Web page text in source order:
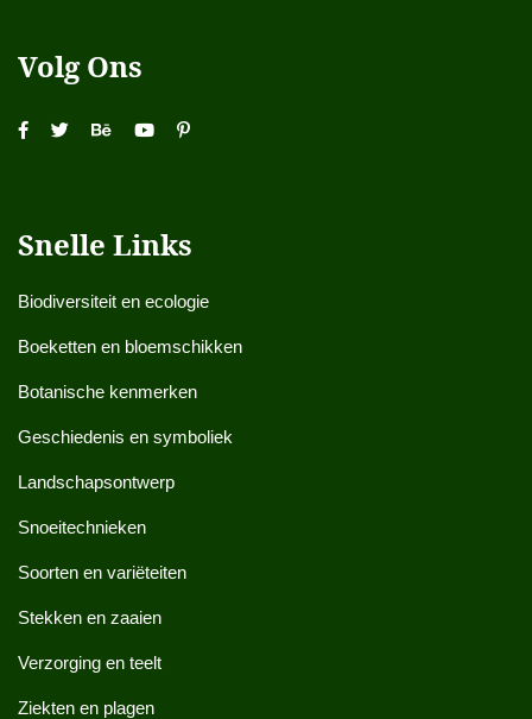
Volg Ons
Snelle Links
Biodiversiteit en ecologie
Boeketten en bloemschikken
Botanische kenmerken
Geschiedenis en symboliek
Landschapsontwerp
Snoeitechnieken
Soorten en variëteiten
Stekken en zaaien
Verzorging en teelt
Ziekten en plagen